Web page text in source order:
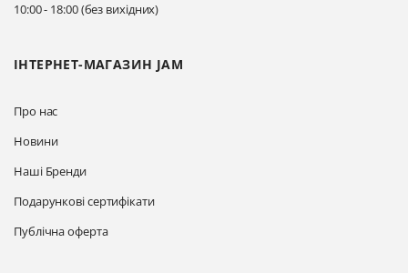
ІНТЕРНЕТ-МАГАЗИН JAM
Про нас
Новини
Наші Бренди
Подарункові сертифікати
Публічна оферта
10:00 - 18:00 (без вихідних)